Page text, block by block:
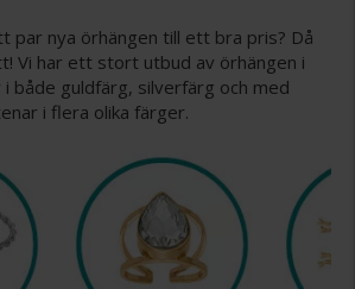
par nya örhängen till ett bra pris? Då
Vi har ett stort utbud av örhängen i
i både guldfärg, silverfärg och med
i flera olika färger.